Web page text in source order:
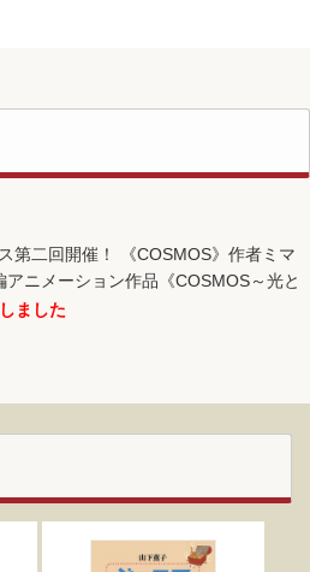
第二回開催！ 《COSMOS》作者ミマ
ニメーション作品《COSMOS～光と
ました